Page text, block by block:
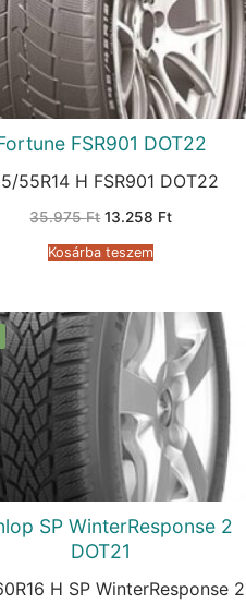
FSR901 DOT22
55R14 H FSR901 DOT22
35.975Ft Original
was:
35.975 Ft.
13.258 FtCurrent
Kosárba teszem
SP WinterResponse 2
DOT21
H SP WinterResponse 2